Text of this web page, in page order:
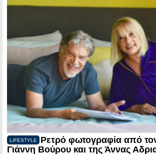
LIFESTYLE
Ρετρό φωτογραφία από
Γιάννη Βούρου και της Άννας